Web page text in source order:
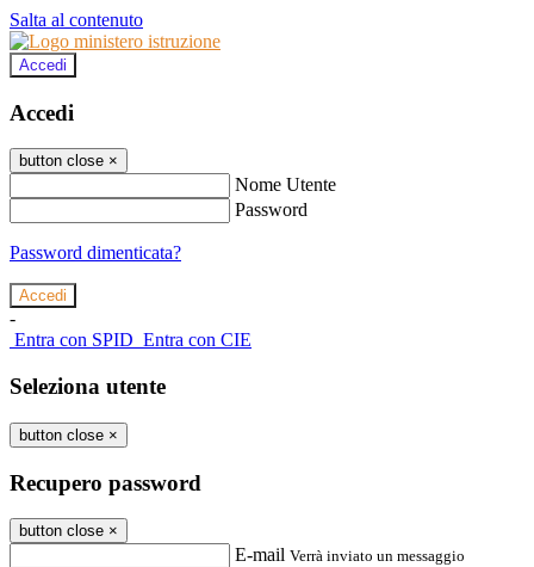
Salta al contenuto
Accedi
Accedi
button close ×
Nome Utente
Password
Password dimenticata?
-
Entra con SPID Entra con CIE
Seleziona utente
button close ×
Recupero password
button close ×
E-mail Verrà inviato un messaggio